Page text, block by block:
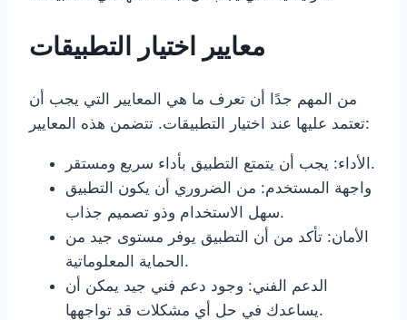
معايير اختيار التطبيقات
من المهم جدًا أن تعرف ما هي المعايير التي يجب أن
تعتمد عليها عند اختيار التطبيقات. تتضمن هذه المعايير:
الأداء: يجب أن يتمتع التطبيق بأداء سريع ومستقر.
واجهة المستخدم: من الضروري أن يكون التطبيق
سهل الاستخدام وذو تصميم جذاب.
الأمان: تأكد من أن التطبيق يوفر مستوى جيد من
الحماية المعلوماتية.
الدعم الفني: وجود دعم فني جيد يمكن أن
يساعدك في حل أي مشكلات قد تواجهها.